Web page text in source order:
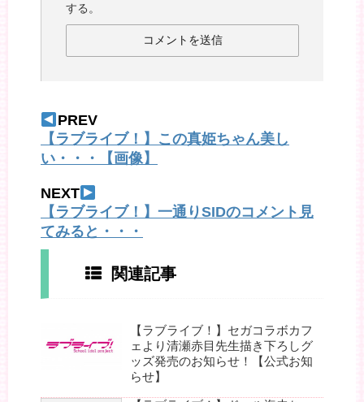
する。
PREV
【ラブライブ！】この真姫ちゃん美し
い・・・【画像】
NEXT
【ラブライブ！】一通りSIDのコメント見
てみると・・・
関連記事
【ラブライブ！】セガコラボカフ
ェより清瀬赤目先生描き下ろしグ
ッズ発売のお知らせ！【公式お知
らせ】